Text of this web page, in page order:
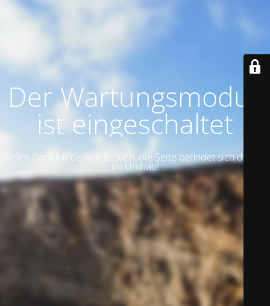
Der Wartungsmodus
ist eingeschaltet
Vielen Dank für deinen Besuch, die Seite befindet sich derzeit
im Umbau!